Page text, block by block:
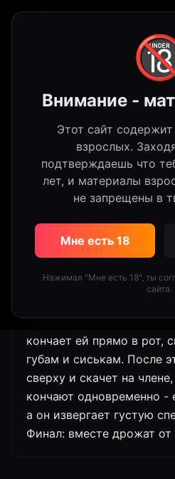
Внимание -
Этот сайт
взрослых.
подтверждаешь что
лет, и материалы
не запрещены в
Мне есть 18
Нажимая "Мне есть 18", ты
сайта.
HotTube
Мокрый оргазм и
кончаем вместе
56 просмотров·Кончает на
Поделиться
👎 0
#анал #минет #сперма
#кончает
глубокий анал и
кончает ей прямо в рот,
губам и сиськам. После
сверху и скачет на
кончают одновременно -
а он извергает густую
Финал: вместе дрожат от